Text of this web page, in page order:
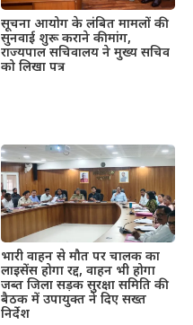
सूचना आयोग के लंबित मामलों की
सुनवाई शुरू कराने की मांग,
राज्यपाल सचिवालय ने मुख्य सचिव
को लिखा पत्र
भारी वाहन से मौत पर चालक का
लाइसेंस होगा रद्द, वाहन भी होगा
जब्त जिला सड़क सुरक्षा समिति की
बैठक में उपायुक्त ने दिए सख्त
निर्देश